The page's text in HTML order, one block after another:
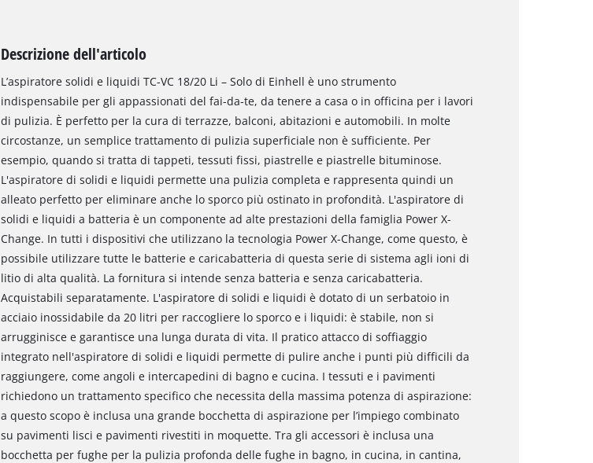
Descrizione dell'articolo
L’aspiratore solidi e liquidi TC-VC 18/20 Li – Solo di Einhell è uno strumento
indispensabile per gli appassionati del fai-da-te, da tenere a casa o in officina per i lavori
di pulizia. È perfetto per la cura di terrazze, balconi, abitazioni e automobili. In molte
circostanze, un semplice trattamento di pulizia superficiale non è sufficiente. Per
esempio, quando si tratta di tappeti, tessuti fissi, piastrelle e piastrelle bituminose.
L'aspiratore di solidi e liquidi permette una pulizia completa e rappresenta quindi un
alleato perfetto per eliminare anche lo sporco più ostinato in profondità. L'aspiratore di
solidi e liquidi a batteria è un componente ad alte prestazioni della famiglia Power X-
Change. In tutti i dispositivi che utilizzano la tecnologia Power X-Change, come questo, è
possibile utilizzare tutte le batterie e caricabatteria di questa serie di sistema agli ioni di
litio di alta qualità. La fornitura si intende senza batteria e senza caricabatteria.
Acquistabili separatamente. L'aspiratore di solidi e liquidi è dotato di un serbatoio in
acciaio inossidabile da 20 litri per raccogliere lo sporco e i liquidi: è stabile, non si
arrugginisce e garantisce una lunga durata di vita. Il pratico attacco di soffiaggio
integrato nell'aspiratore di solidi e liquidi permette di pulire anche i punti più difficili da
raggiungere, come angoli e intercapedini di bagno e cucina. I tessuti e i pavimenti
richiedono un trattamento specifico che necessita della massima potenza di aspirazione:
a questo scopo è inclusa una grande bocchetta di aspirazione per l’impiego combinato
su pavimenti lisci e pavimenti rivestiti in moquette. Tra gli accessori è inclusa una
bocchetta per fughe per la pulizia profonda delle fughe in bagno, in cucina, in cantina,